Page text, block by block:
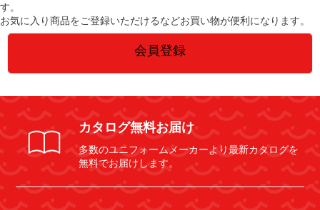
す。
お気に入り商品をご登録いただけるなどお買い物が便利になります。
会員登録
カタログ無料お届け
多数のユニフォームメーカーより最新カタログを
無料でお届けします。